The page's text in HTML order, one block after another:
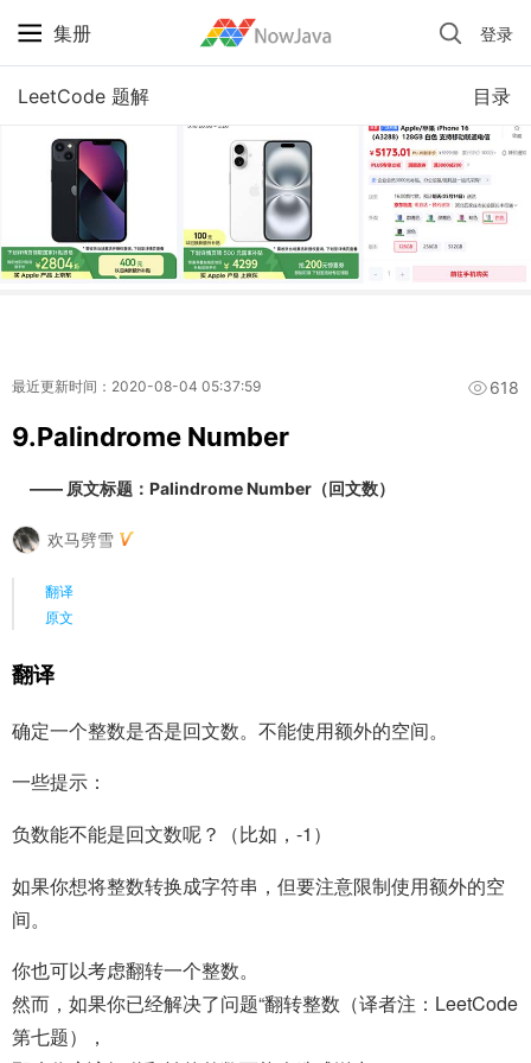
集册 登录
目录
LeetCode 题解iPhone 京东自营 + 国补 / 历史最低价
最近更新时间：2020-08-04 05:37:59 618
9.Palindrome Number
—— 原文标题：Palindrome Number（回文数）
欢马劈雪
翻译
原文
翻译
确定一个整数是否是回文数。不能使用额外的空间。
一些提示：
负数能不能是回文数呢？（比如，-1）
如果你想将整数转换成字符串，但要注意限制使用额外的空
间。
你也可以考虑翻转一个整数。
然而，如果你已经解决了问题“翻转整数（译者注：LeetCode
第七题），